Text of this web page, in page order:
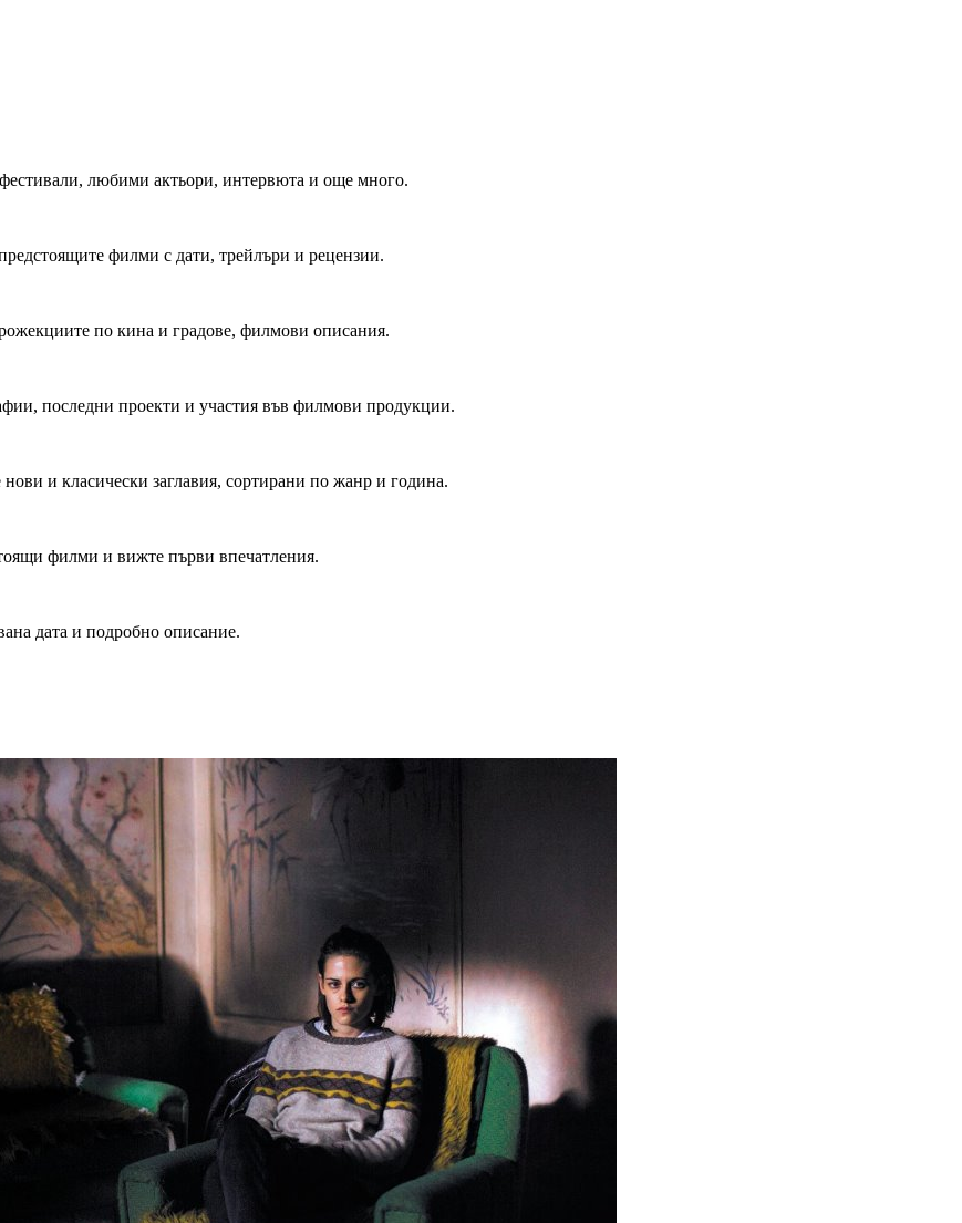
любими актьори, интервюта и още много.
филми с дати, трейлъри и рецензии.
по кина и градове, филмови описания.
последни проекти и участия във филмови продукции.
и класически заглавия, сортирани по жанр и година.
филми и вижте първи впечатления.
дата и подробно описание.